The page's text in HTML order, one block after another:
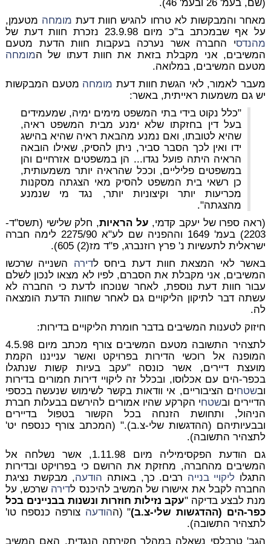
(שם, בעמ' 26 ובעמ' 46).
מאחר והמבקשות לא טרחו להגיש חוות דעת מומחה מטעמן,
על אף שבמכתב ב"כ מיום 23.9.98 נזכרת חוות דעת של
מהנדסי החברה אשר נערכה בעקבות חוות הדעת מטעם
המשיבים, אני מקבלת בזאת את חוות דעתו של המומחה
מטעם המשיבים, במלואה.
מעבר לאמור, לאי הגשת חוות דעת מומחה מטעם המבקשות
יש גם משמעות ראייתית, באשר:
"כלל נקוט בידי בתי המשפט מימים ימיה, שמעמידים
בעל דין בחזקתו שלא ימנע מבית המשפט ראיה,
שהיא לטובתו, ואם נמנע מהבאת ראיה שהיא בהישג
ידו ואין לכך הסבר סביר, ניתן להסיק, שאילו הובאה
הראיה היתה פועל נגדו... הן במשפטים אזרחיים והן
במשפטים פליליים, וככל שהראיה יותר משמעותית,
כן רשאי בית המשפט להסיק מאי הצגתה מסקנות
מכריעות יותר וקיצוניות יותר, נגד מי שנמנע
מהצגתה".
(ראה ספרו של יעקב קדמי, על הראיות, חלק שלישי (תשס"ד-
2203) בעמ' 1649 וההפניה שם לע"א 2275/90
לימה חברה
ישראלית לתעשיות נ' פרץ רוזנברג, פ"ד מז(2) 605).
באשר לאי המצאת חוות דעת ביחס לדירה השנייה שרכשו
המשיבים, אני מקבלת את הסברם, לפיו לא מצאו לנכון לשלם
עבור חוות דעת נוספת, לאחר שנוכחו לדעת כי החברה לא
עשתה דבר לתיקון הליקויים גם לאחר שחוות הדעת הומצאה
לה.
חיזוק לטענות המשיבים בדבר חומרת הליקויים בדירות:
לתצהיר התשובה מטעם המשיבים צורף מכתב מיום 4.5.98
המופנה אל רוכשי הדירות בפרויקט ואשר ענייננו הקמת
מועצת דיירים, אשר כונסה "עקב בעיות קשות שנתגלו
בכפר-הים עם אכלוסו, ובכלל זה ליקויי דירות חמורים בדירות
ובשטחים הציבוריים, אי וודאות בקשר לשימוש שנעשה בכספי
הדיירים ובשטחי הקרקע שהיו אמורים להירשם בבעלות חברת
הניהול, ותחושת הזנחה בכל הקשור בטפול בדיירים
ובבעיותיהם (ההדגשות שלי-צ.ב)." (המכתב צורף כנספח יט'
לתצהיר התשובה).
גם הודעת הפקסימיליה מיום 1.11.98, אשר נשלחה אל
המשיבים מהחברה, מחזקת את הרושם כי בפרויקט ובדירות
התגלו ליקויי בנייה רבים. כך, באותה הודעה, מבקשת נציגת
החברה לקבל את אישורו של המשיב להיכנס לדירה שרכש, על
מנת לבצע בדיקה "עקב נזילות חוזרות ונשנות בבניינים בכל
כפר-הים (ההדגשות שלי-צ.ב)" (ההודעה צורפה כנספח טו'
לתצהיר התשובה).
הגב' טרבלסי נשאלה במהלך חקירתה הנגדית, האם המשיב